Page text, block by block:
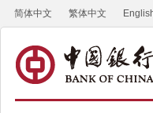
简体中文 繁体中文